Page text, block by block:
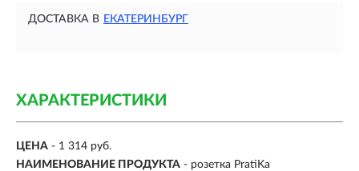
ДОСТАВКА В ЕКАТЕРИНБУРГ
ХАРАКТЕРИСТИКИ
ЦЕНА - 1 314 руб.
НАИМЕНОВАНИЕ ПРОДУКТА - розетка PratiKa